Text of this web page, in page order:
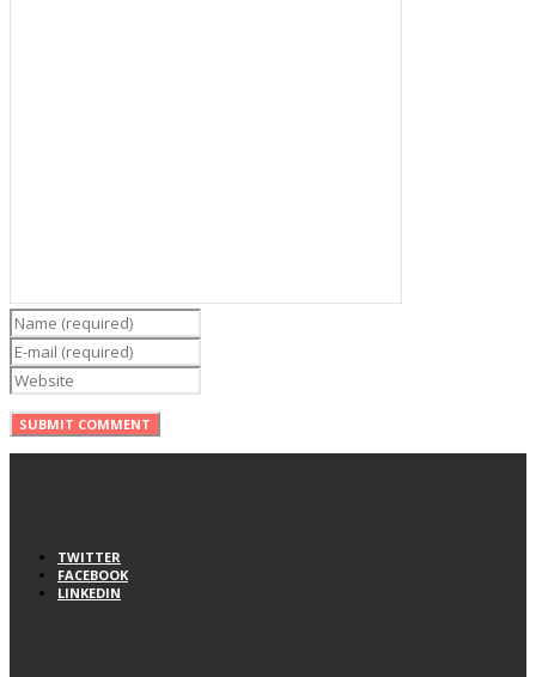
TWITTER
FACEBOOK
LINKEDIN